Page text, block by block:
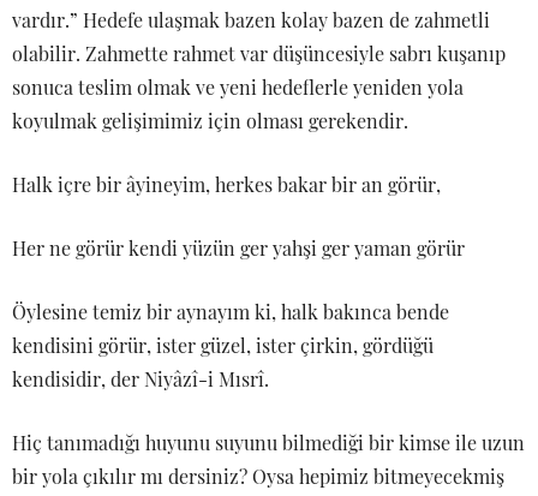
vardır.” Hedefe ulaşmak bazen kolay bazen de zahmetli
olabilir. Zahmette rahmet var düşüncesiyle sabrı kuşanıp
sonuca teslim olmak ve yeni hedeflerle yeniden yola
koyulmak gelişimimiz için olması gerekendir.
Halk içre bir âyineyim, herkes bakar bir an görür,
Her ne görür kendi yüzün ger yahşi ger yaman görür
Öylesine temiz bir aynayım ki, halk bakınca bende
kendisini görür, ister güzel, ister çirkin, gördüğü
kendisidir, der Niyâzî-i Mısrî.
Hiç tanımadığı huyunu suyunu bilmediği bir kimse ile uzun
bir yola çıkılır mı dersiniz? Oysa hepimiz bitmeyecekmiş